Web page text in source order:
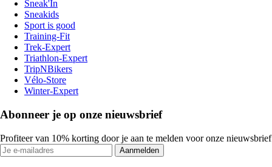
Sneak'In
Sneakids
Sport is good
Training-Fit
Trek-Expert
Triathlon-Expert
TripNBikers
Vélo-Store
Winter-Expert
Abonneer je op onze nieuwsbrief
Profiteer van 10% korting door je aan te melden voor onze nieuwsbrief
Aanmelden